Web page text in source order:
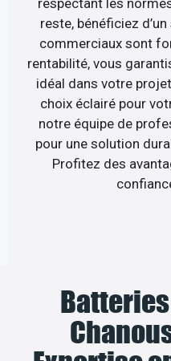
reste, bénéficiez
commerciaux sont
rentabilité, vous
idéal dans votre
choix éclairé pour
notre équipe de
pour une solution
Profitez des